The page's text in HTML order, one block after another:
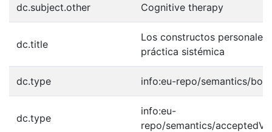
dc.subject.other Cognitive therapy
dc.title
Los constructos personales
práctica sistémica
dc.type info:eu-repo/semantics/
dc.type
info:eu-
repo/semantics/